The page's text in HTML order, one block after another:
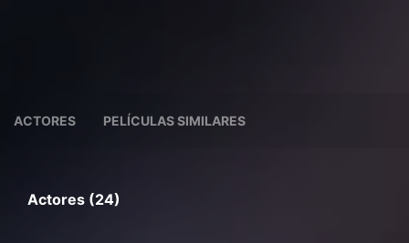
ACTORES PELÍCULAS SIMILARES
Actores (24)